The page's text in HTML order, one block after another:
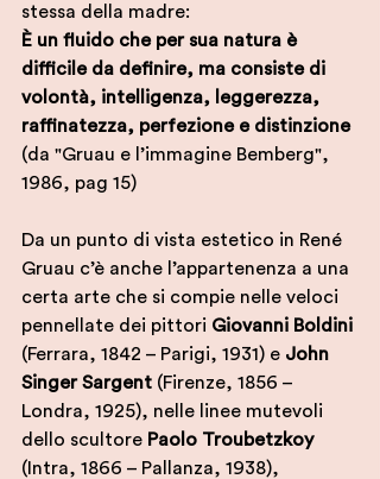
stessa della madre:
È un fluido che per sua natura è
difficile da definire, ma consiste di
volontà, intelligenza, leggerezza,
raffinatezza, perfezione e distinzione
(da "Gruau e l’immagine Bemberg",
1986, pag 15)
Da un punto di vista estetico in René
Gruau c’è anche l’appartenenza a una
certa arte che si compie nelle veloci
pennellate dei pittori Giovanni Boldini
(Ferrara, 1842 – Parigi, 1931) e John
Singer Sargent (Firenze, 1856 –
Londra, 1925), nelle linee mutevoli
dello scultore Paolo Troubetzkoy
(Intra, 1866 – Pallanza, 1938),